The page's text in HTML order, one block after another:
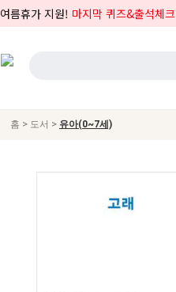
여름휴가 지원! 마지막 퀴즈&출석체크
홈 > 도서 > 유아(0~7세)